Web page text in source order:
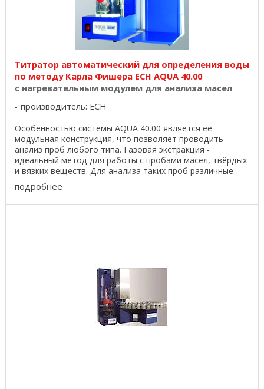
Титратор автоматический для определения воды
по методу Карла Фишера ECH AQUA 40.00
с нагревательным модулем для анализа масел
производитель: ECH
Особенностью системы AQUA 40.00 является её
модульная конструкция, что позволяет проводить
анализ проб любого типа. Газовая экстракция -
идеальный метод для работы с пробами масел, твёрдых
и вязких веществ. Для анализа таких проб различные
подробнее